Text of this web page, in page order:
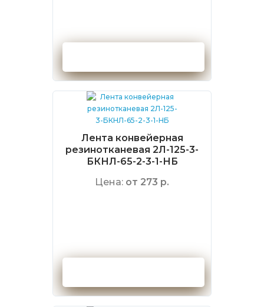
Лента конвейерная
резинотканевая 2Л-125-3-
БКНЛ-65-2-3-1-НБ
Цена: от 273 р.